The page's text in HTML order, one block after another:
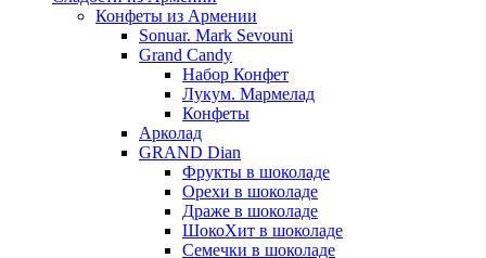
Конфеты из Армении
Sonuar. Mark Sevouni
Grand Candy
Набор Конфет
Лукум. Мармелад
Конфеты
Арколад
GRAND Dian
Фрукты в шоколаде
Орехи в шоколаде
Драже в шоколаде
ШокоХит в шоколаде
Семечки в шоколаде